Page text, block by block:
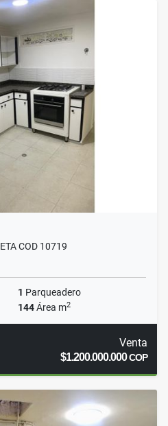
COD 10719
1 Parqueadero
144Área m2
Venta
$1.200.000.000COP